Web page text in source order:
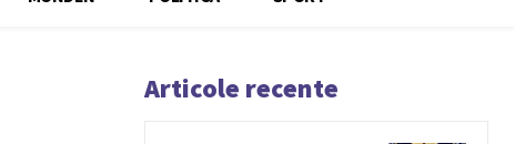
Articole recente